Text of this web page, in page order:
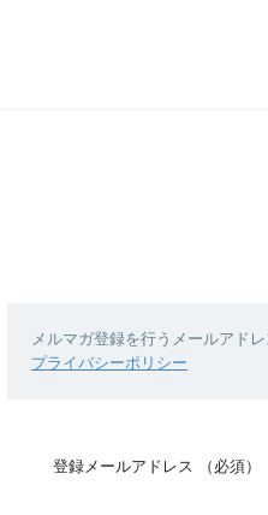
メルマガ登録を行うメールアド
プライバシーポリシー
登録メールアドレス （必須）